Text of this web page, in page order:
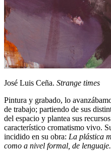
José Luis Ceña. Strange times
Pintura y grabado, lo
de trabajo; partiendo de sus
del espacio y plantea sus
característico cromatismo vivo.
incidido en su obra: La plástica
como a nivel formal, de lenguaje.